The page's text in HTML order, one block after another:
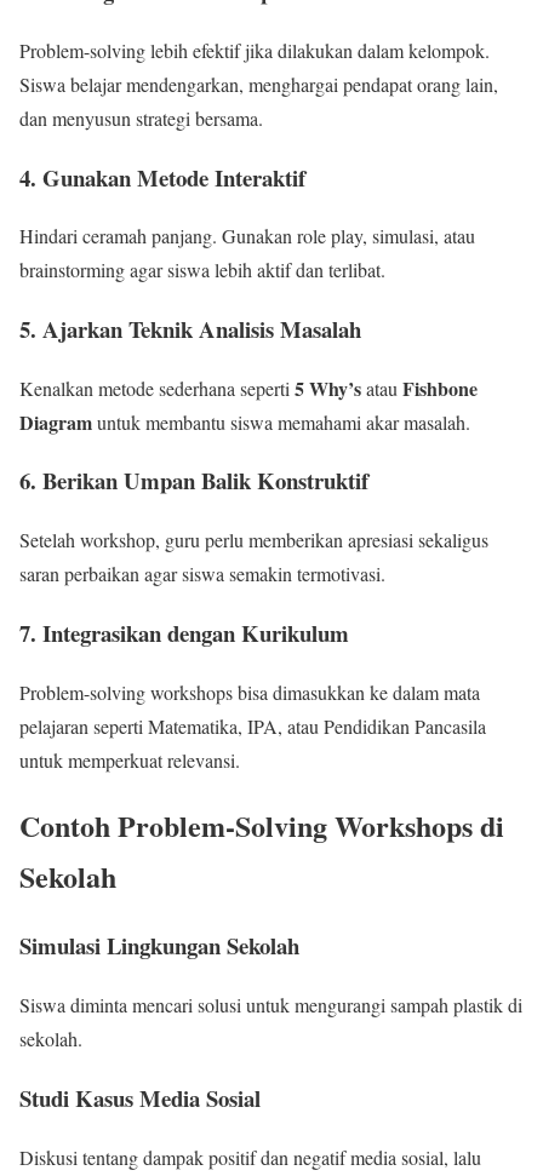
Problem-solving lebih efektif jika dilakukan dalam kelompok.
Siswa belajar mendengarkan, menghargai pendapat orang lain,
dan menyusun strategi bersama.
4. Gunakan Metode Interaktif
Hindari ceramah panjang. Gunakan role play, simulasi, atau
brainstorming agar siswa lebih aktif dan terlibat.
5. Ajarkan Teknik Analisis Masalah
Kenalkan metode sederhana seperti 5 Why’satau Fishbone
Diagramuntuk membantu siswa memahami akar masalah.
6. Berikan Umpan Balik Konstruktif
Setelah workshop, guru perlu memberikan apresiasi sekaligus
saran perbaikan agar siswa semakin termotivasi.
7. Integrasikan dengan Kurikulum
Problem-solving workshops bisa dimasukkan ke dalam mata
pelajaran seperti Matematika, IPA, atau Pendidikan Pancasila
untuk memperkuat relevansi.
Contoh Problem-Solving Workshops di
Sekolah
Simulasi Lingkungan Sekolah
Siswa diminta mencari solusi untuk mengurangi sampah plastik di
sekolah.
Studi Kasus Media Sosial
Diskusi tentang dampak positif dan negatif media sosial, lalu